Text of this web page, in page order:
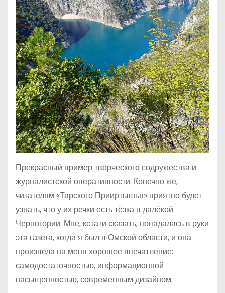
Прекрасный пример творческого содружества и
журналистской оперативности. Конечно же,
читателям «Тарского Прииртышья» приятно будет
узнать, что у их речки есть тёзка в далёкой
Черногории. Мне, кстати сказать, попадалась в руки
эта газета, когда я был в Омской области, и она
произвела на меня хорошее впечатление:
самодостаточностью, информационной
насыщенностью, современным дизайном.